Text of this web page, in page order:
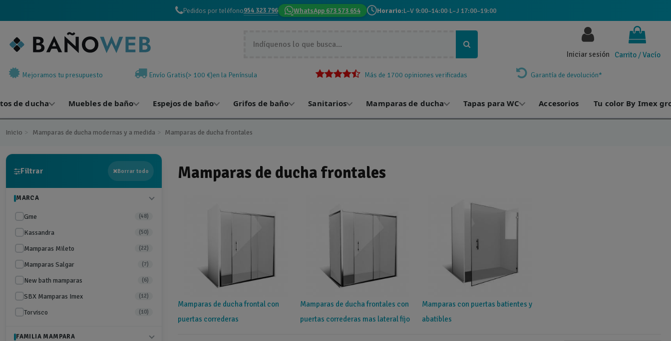
Pedidos por teléfono954 323 796 WhatsApp 673 573 654 Horario:L–V 9:00–14:00·L–J 17:00–19:00
Carrito /Vacío
Iniciar sesión
Mejoramos tu presupuesto Envío Gratis(> 100 €)en la Península Más de 1700 opiniones verificadas Garantía de devolución*
de ducha Muebles de baño Espejos de baño Grifos de baño Sanitarios Mamparas de ducha Tapas para WC Accesorios Tu color By Imex
Inicio Mamparas de ducha modernas y a medida Mamparas de ducha frontales
Mamparas de ducha frontales
Mamparas de ducha frontal con
puertas correderas
Mamparas de ducha frontales con
puertas correderas mas lateral fijo
Mamparas con puertas batientes y
abatibles
Filtrar Borrar todo
MARCA
Gme (48)
Kassandra (50)
Mamparas Mileto (22)
Mamparas Salgar (7)
New bath mamparas (6)
SBX Mamparas Imex (12)
Torvisco (10)
FAMILIA MAMPARA